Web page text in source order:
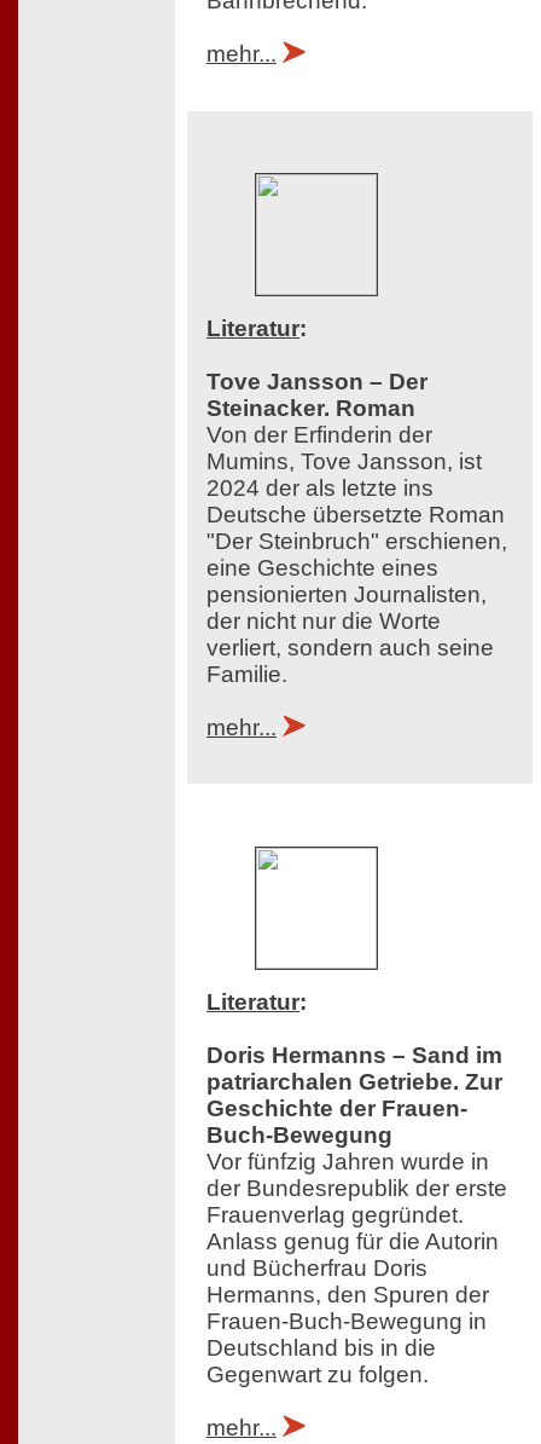
mehr...
Literatur:
Tove Jansson – Der
Steinacker. Roman
Von der Erfinderin der
Mumins, Tove Jansson, ist
2024 der als letzte ins
Deutsche übersetzte Roman
"Der Steinbruch" erschienen,
eine Geschichte eines
pensionierten Journalisten,
der nicht nur die Worte
verliert, sondern auch seine
Familie.
mehr...
Literatur:
Doris Hermanns – Sand im
patriarchalen Getriebe. Zur
Geschichte der Frauen-
Buch-Bewegung
Vor fünfzig Jahren wurde in
der Bundesrepublik der erste
Frauenverlag gegründet.
Anlass genug für die Autorin
und Bücherfrau Doris
Hermanns, den Spuren der
Frauen-Buch-Bewegung in
Deutschland bis in die
Gegenwart zu folgen.
mehr...